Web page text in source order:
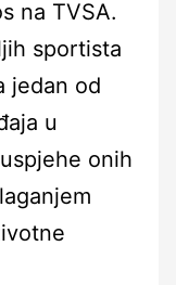
na TVSA.
sportista
jedan od
u
onih